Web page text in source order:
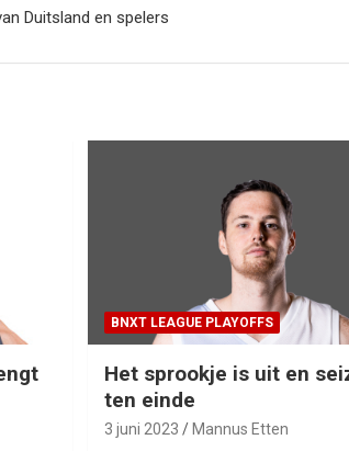
Duitsland en spelers
BNXT LEAGUE PLAYOFFS
Het sprookje is uit en
ten einde
3 juni 2023 Mannus Etten